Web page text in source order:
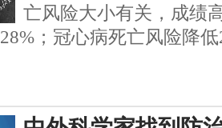
亡风险大小有关，成绩
；冠心病死亡风险降